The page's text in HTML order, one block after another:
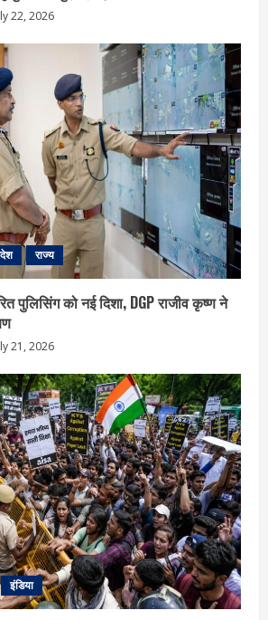
22, 2026
राज्य
पुलिसिंग को नई दिशा, DGP राजीव कृष्ण ने
21, 2026
इंडिया